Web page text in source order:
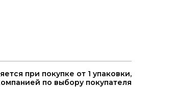
при покупке от 1 упаковки,
по выбору покупателя